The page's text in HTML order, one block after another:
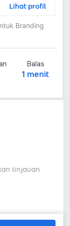
Lihat profil
Branding
Balas
1 menit
tinjauan